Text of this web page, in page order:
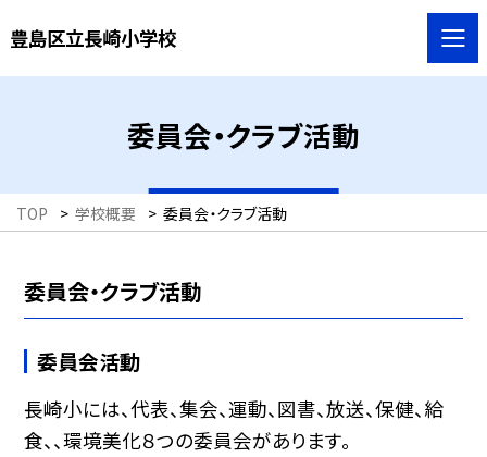
豊島区立長崎小学校
委員会・クラブ活動
TOP > 学校概要 > 委員会・クラブ活動
委員会・クラブ活動
委員会活動
長崎小には、代表、集会、運動、図書、放送、保健、給
食、、環境美化８つの委員会があります。